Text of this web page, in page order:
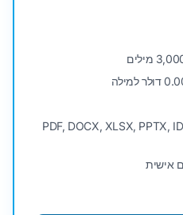
PDF, DOCX, XLSX, PPTX,
אישית